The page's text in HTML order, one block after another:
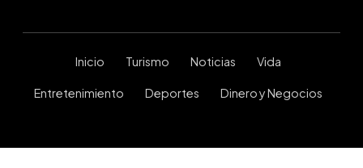
Inicio Turismo Noticias Vida
Entretenimiento Deportes Dinero y Negocios